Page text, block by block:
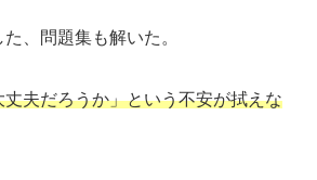
、問題集も解いた。
夫だろうか」という不安が拭えな